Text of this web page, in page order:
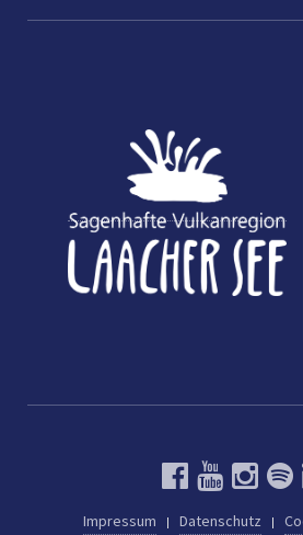
Impressum Datenschutz